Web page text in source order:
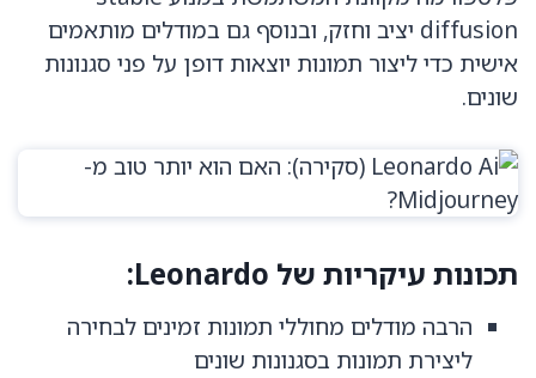
diffusion יציב וחזק, ובנוסף גם במודלים מותאמים
אישית כדי ליצור תמונות יוצאות דופן על פני סגנונות
שונים.
תכונות עיקריות של Leonardo:
הרבה מודלים מחוללי תמונות זמינים לבחירה
ליצירת תמונות בסגנונות שונים